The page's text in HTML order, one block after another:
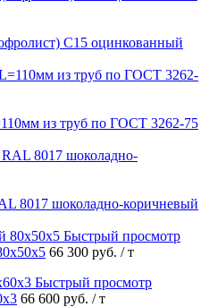
С15 оцинкованный
из труб по ГОСТ 3262-75
8017 шоколадно-коричневый
Быстрый просмотр
66 300 руб. / т
Быстрый просмотр
66 600 руб. / т